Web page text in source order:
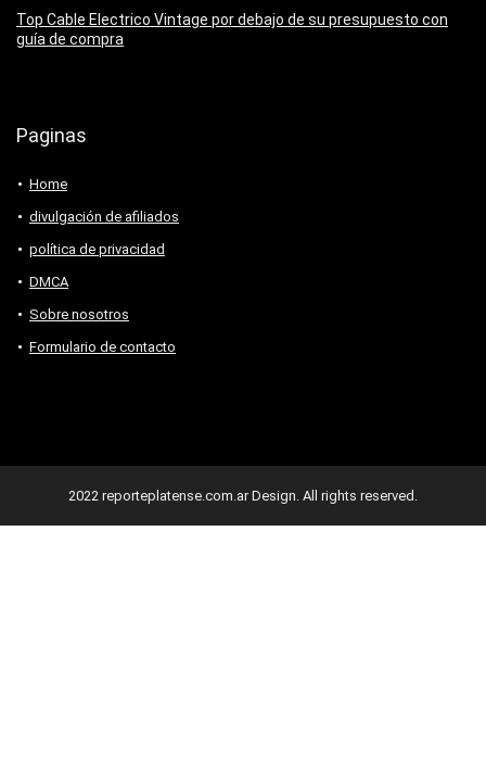
Top Cable Electrico Vintage por debajo de su presupuesto con
guía de compra
Paginas
Home
divulgación de afiliados
política de privacidad
DMCA
Sobre nosotros
Formulario de contacto
2022 reporteplatense.com.ar Design. All rights reserved.